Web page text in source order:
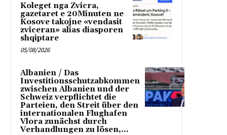
Koleget nga Zvicra,
gazetaret e 20Minuten ne
Kosove takojne «vendasit
zviceran» alias diasporen
shqiptare
05/08/2026
Albanien / Das
Investitionsschutzabkommen
zwischen Albanien und der
Schweiz verpflichtet die
Parteien, den Streit über den
internationalen Flughafen
Vlora zunächst durch
Verhandlungen zu lösen,...